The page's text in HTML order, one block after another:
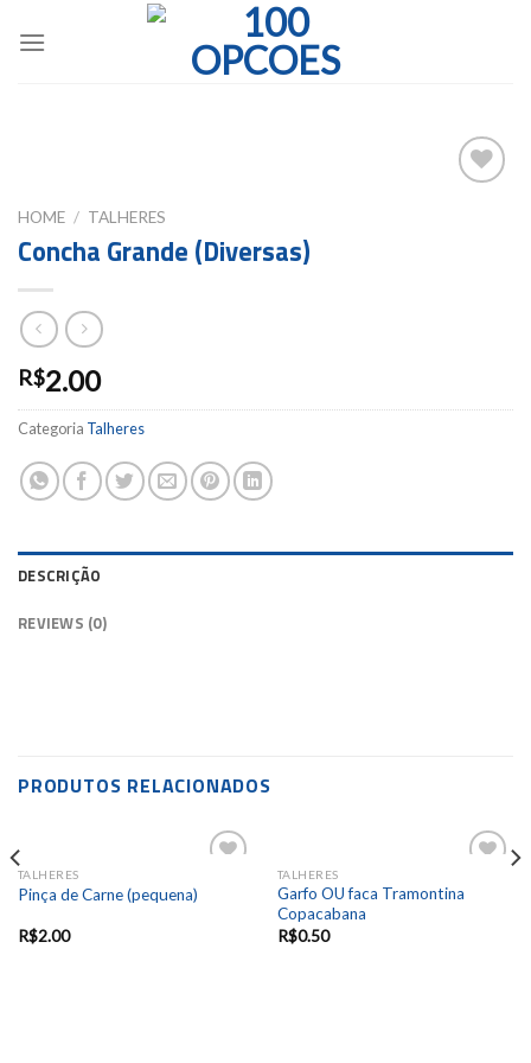
HOME / TALHERES
Concha Grande (Diversas)
R$2.00
Categoria Talheres
DESCRIÇÃO
REVIEWS (0)
PRODUTOS RELACIONADOS
wishlist
TALHERES
Pinça de Carne (pequena)
R$2.00
wishlist
TALHERES
Garfo OU faca Tramontina
Copacabana
R$0.50